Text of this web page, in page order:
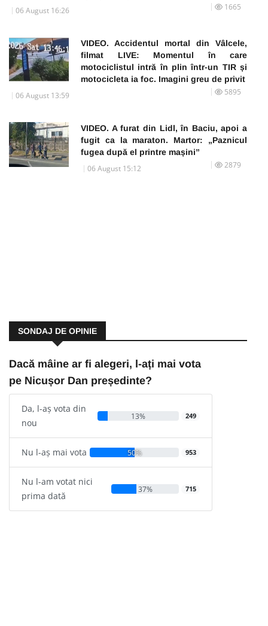
06 August 16:26 1665
VIDEO. Accidentul mortal din Vâlcele,
filmat LIVE: Momentul în care
motociclistul intră în plin într-un TIR și
motocicleta ia foc. Imagini greu de privit
06 August 13:59 5895
VIDEO. A furat din Lidl, în Baciu, apoi a
fugit ca la maraton. Martor: „Paznicul
fugea după el printre mașini”
06 August 15:12 2879
SONDAJ DE OPINIE
Dacă mâine ar fi alegeri, l-ați mai vota
pe Nicușor Dan președinte?
Da, l-aș vota din
nou
13% 249
Nu l-aș mai vota 50% 953
Nu l-am votat nici
prima dată
37% 715